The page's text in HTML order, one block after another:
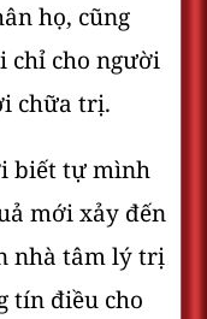
họ, cũng
chỉ cho người
chữa trị.
biết tự mình
mới xảy đến
nhà tâm lý trị
tín điều cho